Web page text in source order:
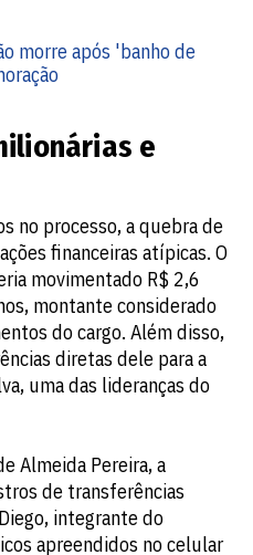
morre após 'banho de
e
no processo, a quebra de
financeiras atípicas. O
movimentado R$ 2,6
montante considerado
do cargo. Além disso,
diretas dele para a
uma das lideranças do
Almeida Pereira, a
de transferências
integrante do
apreendidos no celular